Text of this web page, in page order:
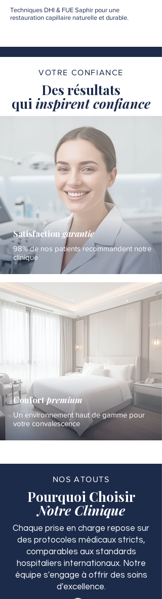
Techniques DHI & FUE Saphir pour une
restauration capillaire naturelle et durable.
VOTRE CONFIANCE
Des résultats
quiinspirent confiance
Satisfaction garantie
98% de nos patients recommandent notre
clinique
Confortpremium
Un environnement haut de gamme pour
votre convalescence
NOS ATOUTS
Pourquoi Choisir
Notre Clinique
Chaque prise en charge repose sur
des protocoles médicaux stricts,
comparables aux standards
hospitaliers internationaux. Notre
équipe s'engage à offrir des soins
d'excellence.